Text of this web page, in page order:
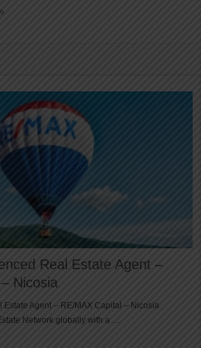
Real Estate Agent –
Nicosia
Estate Agent – RE/MAX Capital – Nicosia
Network globally with a …